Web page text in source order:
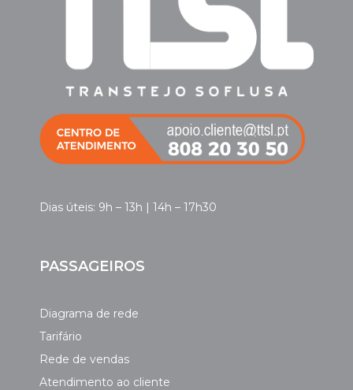
Dias úteis: 9h – 13h | 14h – 17h30
PASSAGEIROS
Diagrama de rede
Tarifário
Rede de vendas
Atendimento ao cliente